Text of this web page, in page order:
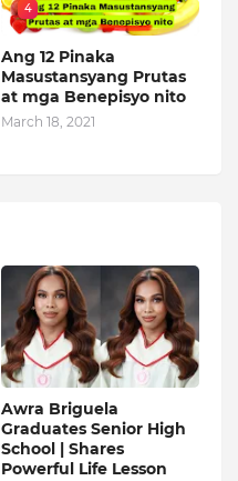
4
Ang 12 Pinaka
Masustansyang Prutas
at mga Benepisyo nito
March 18, 2021
Awra Briguela
Graduates Senior High
School | Shares
Powerful Life Lesson